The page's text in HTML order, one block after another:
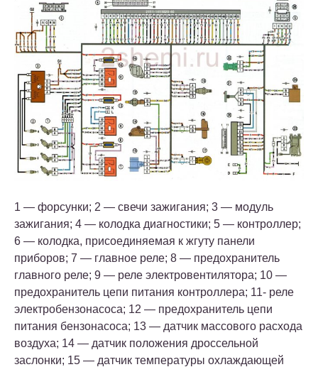
1 — форсунки; 2 — свечи зажигания; 3 — модуль
зажигания; 4 — колодка диагностики; 5 — контроллер;
6 — колодка, присоединяемая к жгуту панели
приборов; 7 — главное реле; 8 — предохранитель
главного реле; 9 — реле электровентилятора; 10 —
предохранитель цепи питания контроллера; 11- реле
электробензонасоса; 12 — предохранитель цепи
питания бензонасоса; 13 — датчик массового расхода
воздуха; 14 — датчик положения дроссельной
заслонки; 15 — датчик температуры охлаждающей